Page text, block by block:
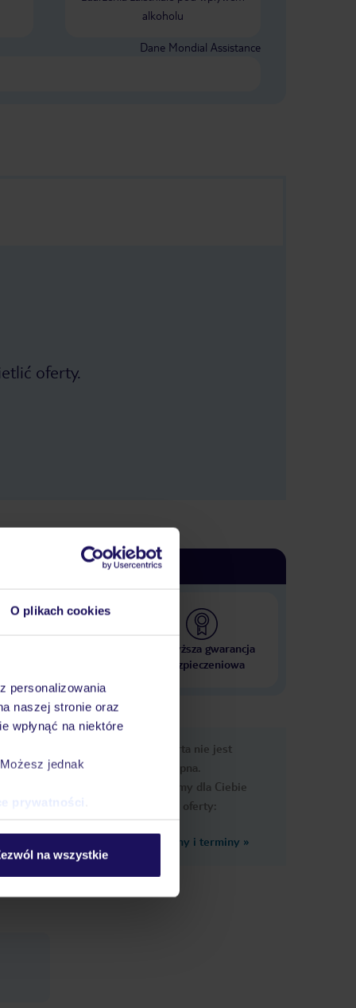
O plikach cookies
personalizowania
naszej stronie oraz
wpłynąć na niektóre
jednak
prywatności
na wszystkie
alkoholu
Dane Mondial Assistance
oferty.
Najwyższa gwarancja
ubezpieczeniowa
Ups, ta oferta nie jest
dostępna.
Przygotowaliśmy dla Ciebie
podobne oferty:
Zobacz inne ceny i terminy »